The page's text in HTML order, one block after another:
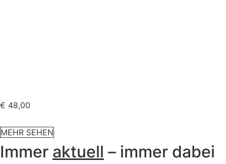
€ 48,00
MEHR SEHEN
Immer aktuell – immer dabei